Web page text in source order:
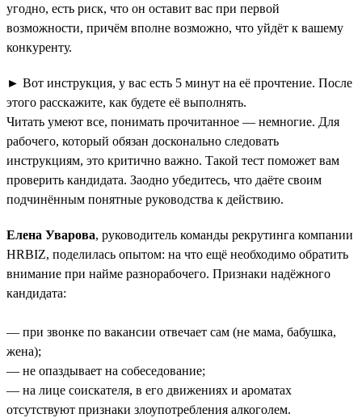
угодно, есть риск, что он оставит вас при первой
возможности, причём вполне возможно, что уйдёт к вашему
конкуренту.
► Вот инструкция, у вас есть 5 минут на её прочтение. После
этого расскажите, как будете её выполнять.
Читать умеют все, понимать прочитанное — немногие. Для
рабочего, который обязан досконально следовать
инструкциям, это критично важно. Такой тест поможет вам
проверить кандидата. Заодно убедитесь, что даёте своим
подчинённым понятные руководства к действию.
Елена Уварова, руководитель команды рекрутинга компании
HRBIZ, поделилась опытом: на что ещё необходимо обратить
внимание при найме разнорабочего. Признаки надёжного
кандидата:
— при звонке по вакансии отвечает сам (не мама, бабушка,
жена);
— не опаздывает на собеседование;
— на лице соискателя, в его движениях и ароматах
отсутствуют признаки злоупотребления алкоголем.